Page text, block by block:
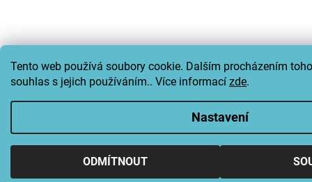
Tento web používá soubory cookie. Dalším procházením
souhlas s jejich používáním.. Více informací zde.
Nastavení
ODMÍTNOUT